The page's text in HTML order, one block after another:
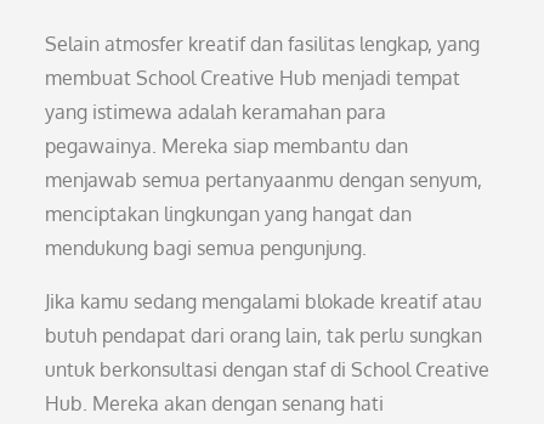
Selain atmosfer kreatif dan fasilitas lengkap, yang
membuat School Creative Hub menjadi tempat
yang istimewa adalah keramahan para
pegawainya. Mereka siap membantu dan
menjawab semua pertanyaanmu dengan senyum,
menciptakan lingkungan yang hangat dan
mendukung bagi semua pengunjung.
Jika kamu sedang mengalami blokade kreatif atau
butuh pendapat dari orang lain, tak perlu sungkan
untuk berkonsultasi dengan staf di School Creative
Hub. Mereka akan dengan senang hati